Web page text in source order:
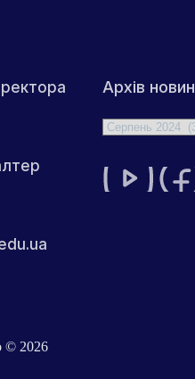
Архів новин
Архіви
© 2026